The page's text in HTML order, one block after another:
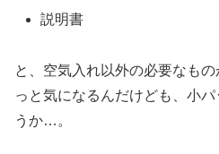
説明書
と、空気入れ以外の必要なも
っと気になるんだけども、小
うか…。